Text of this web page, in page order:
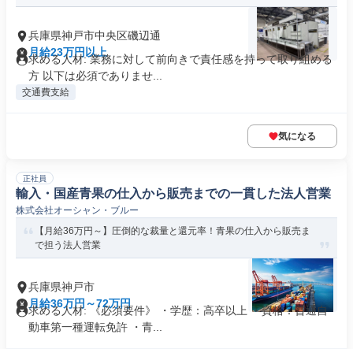
兵庫県神戸市中央区磯辺通
月給23万円以上
求める人材: 業務に対して前向きで責任感を持って取り組める
方 以下は必須でありませ...
交通費支給
気になる
正社員
輸入・国産青果の仕入から販売までの一貫した法人営業
株式会社オーシャン・ブルー
【月給36万円～】圧倒的な裁量と還元率！青果の仕入から販売ま
で担う法人営業
兵庫県神戸市
月給36万円～72万円
求める人材: 《必須要件》 ・学歴：高卒以上 ・資格：普通自
動車第一種運転免許 ・青...